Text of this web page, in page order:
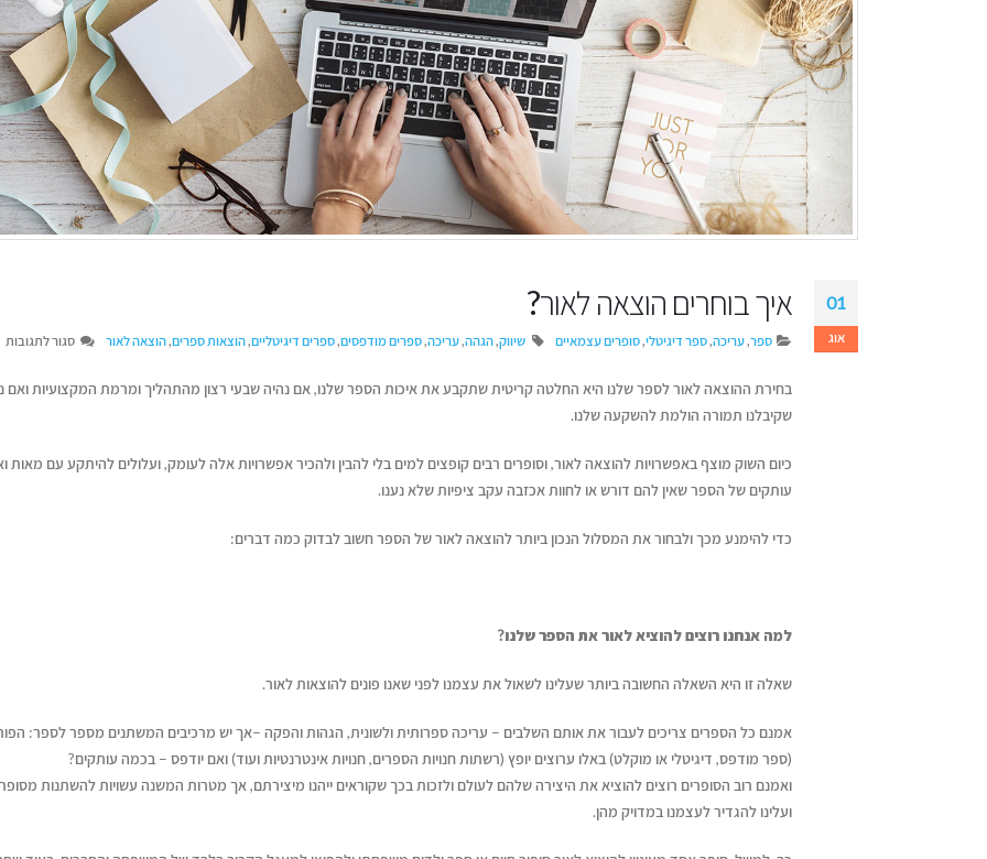
01
אוג
איך בוחרים הוצאה לאור?
ספר,עריכה,ספר דיגיטלי,סופרים עצמאיים שיווק,הגהה,עריכה,ספרים מודפסים,ספרים דיגיטליים,הוצאות ספרים,הוצאה לאור סגור לתגובותעל
בחירת ההוצאה לאור לספר שלנו היא החלטה קריטית שתקבע את איכות הספר שלנו, אם נהיה שבעי רצון מהתהליך ומרמת המקצועיות ואם
שקיבלנו תמורה הולמת להשקעה שלנו.
כיום השוק מוצף באפשרויות להוצאה לאור, וסופרים רבים קופצים למים בלי להבין ולהכיר אפשרויות אלה לעומק, ועלולים להיתקע עם מאות
עותקים של הספר שאין להם דורש או לחוות אכזבה עקב ציפיות שלא נענו.
כדי להימנע מכך ולבחור את המסלול הנכון ביותר להוצאה לאור של הספר חשוב לבדוק כמה דברים:
למה אנחנו רוצים להוציא לאור את הספר שלנו?
שאלה זו היא השאלה החשובה ביותר שעלינו לשאול את עצמנו לפני שאנו פונים להוצאות לאור.
אמנם כל הספרים צריכים לעבור את אותם השלבים – עריכה ספרותית ולשונית, הגהות והפקה –אך יש מרכיבים המשתנים מספר לספר:
(ספר מודפס, דיגיטלי או מוקלט) באלו ערוצים יופץ (רשתות חנויות הספרים, חנויות אינטרנטיות ועוד) ואם יודפס – בכמה עותקים?
ואמנם רוב הסופרים רוצים להוציא את היצירה שלהם לעולם ולזכות בכך שקוראים ייהנו מיצירתם, אך מטרות המשנה עשויות להשתנות
ועלינו להגדיר לעצמנו במדויק מהן.
דן טימור על הספר שהפך לשיטה
ליצירת זוגיות מאושרת
יולי 14, 2026
איך לשמור על קול אותנטי
כשמשתמשים בבינה מלאכותית
דן טימור על הספר שהפך
ליצירת זוגיות מאושרת
לשיטה ליצירת זוגיות מאושרת
ההוצאה לאור של העתיד?
הזדמנות גדולה לקולות
כשמשתמשים בבינה
איך לשווק את הספר שלכם
יוני 16, 2026
ריאיון עם בועז דרורי, מחבר
הספר "רווק, נשוי, גרוש"
יוני 16, 2026